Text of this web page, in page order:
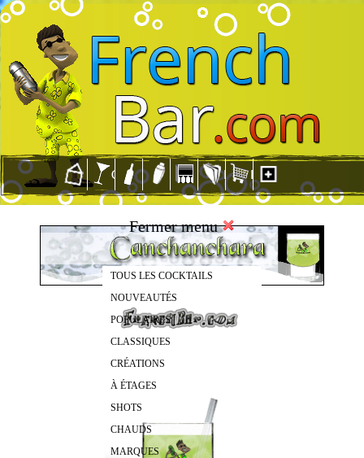
Fermer menu
TOUS LES COCKTAILS
NOUVEAUTÉS
POPULAIRES
CLASSIQUES
CRÉATIONS
À ÉTAGES
SHOTS
CHAUDS
MARQUES